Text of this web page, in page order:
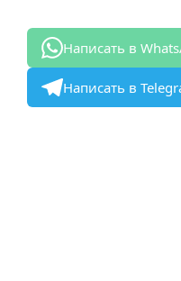
Написать в
Написать в